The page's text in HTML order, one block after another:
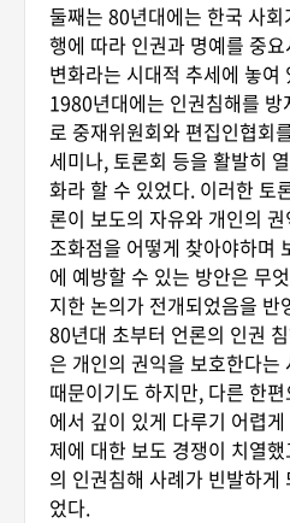
둘째는 80년대에는 한국 사
행에 따라 인권과 명예를 중
변화라는 시대적 추세에 놓여
1980년대에는 인권침해를
로 중재위원회와 편집인협회
세미나, 토론회 등을 활발히
화라 할 수 있었다. 이러한 토
론이 보도의 자유와 개인의
조화점을 어떻게 찾아야하며
에 예방할 수 있는 방안은 무
지한 논의가 전개되었음을 반
80년대 초부터 언론의 인권
은 개인의 권익을 보호한다는
때문이기도 하지만, 다른 한
에서 깊이 있게 다루기 어렵
제에 대한 보도 경쟁이 치열
의 인권침해 사례가 빈발하게
었다.